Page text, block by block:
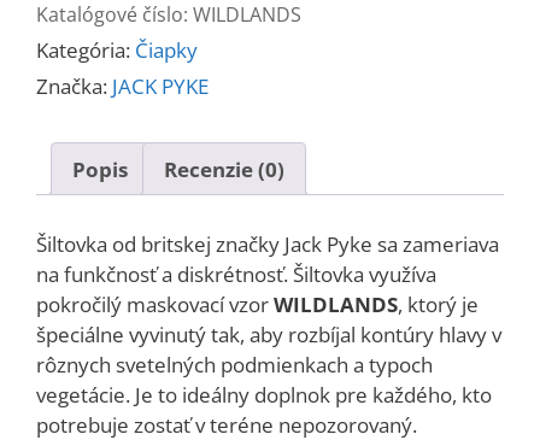
WILDLANDS
Katalógové číslo: WILDLANDS
Kategória: Čiapky
Značka: JACK PYKE
Popis Recenzie (0)
Šiltovka od britskej značky Jack Pyke sa zameriava
na funkčnosť a diskrétnosť. Šiltovka využíva
pokročilý maskovací vzorWILDLANDS, ktorý je
špeciálne vyvinutý tak, aby rozbíjal kontúry hlavy v
rôznych svetelných podmienkach a typoch
vegetácie. Je to ideálny doplnok pre každého, kto
potrebuje zostať v teréne nepozorovaný.